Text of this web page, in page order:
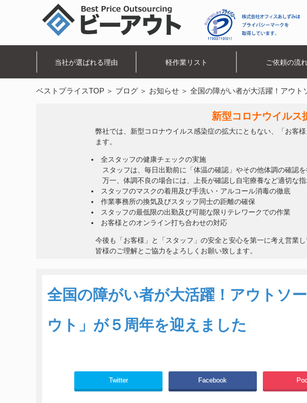
当社が選ばれる理由 軽作業リスト ご依頼の流
ベストプライスTOP ブログ お知らせ 全国の障がい者が大活躍！アウト
新型コロナウイルス
弊社では、新型コロナウイルス感染症の拡大にともない、「お客
ます。
全スタッフの健康チェックの実施
スタッフは、毎日出勤前に「体温の確認」やその他体調の確認を
万一、体調不良の場合には、上長が確認し自宅療養など適切な指
スタッフのマスクの着用及び手洗い・アルコール消毒の徹底
作業事務所の換気及びスタッフ同士の距離の確保
スタッフの最低限の出勤及び可能な限りテレワークでの作業
お客様とのオンライン打ち合わせの対応
今後も「お客様」と「スタッフ」の安全と安心を第一に考え営業し
皆様のご理解とご協力をよろしくお願い致します。
全国の障がい者が大活躍！アウトソ
ウト」が５周年を迎えました
Twitter Facebook